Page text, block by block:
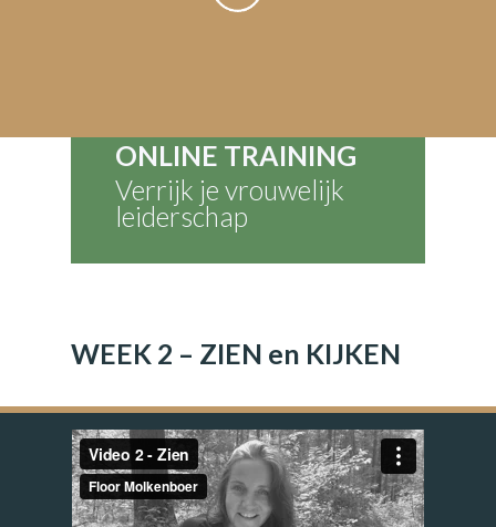
ONLINE TRAINING
Verrijk je vrouwelijk
leiderschap
WEEK 2 – ZIEN en KIJKEN